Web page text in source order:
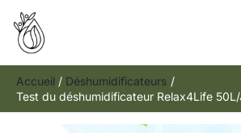
Aller
contenu
Accueil
Déshumidificateurs
Test du déshumidificateur Relax4Life
Rechercher